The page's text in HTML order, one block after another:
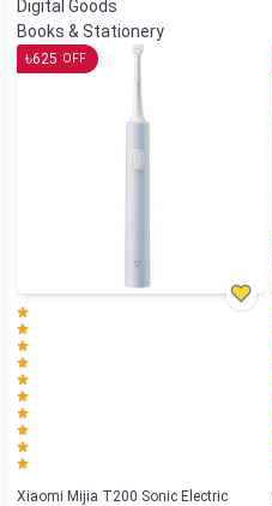
Digital Goods
Books & Stationery
৳625 OFF
Xiaomi Mijia T200 Sonic Electric